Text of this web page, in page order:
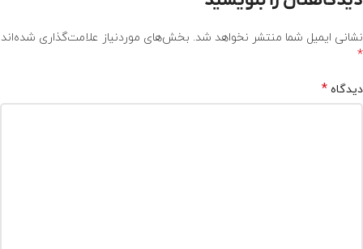
نشانی ایمیل شما منتشر نخواهد شد. بخش‌های موردنیاز علامت‌گذاری شده‌اند
*
دیدگاه *